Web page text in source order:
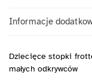
Informacje
Dziecięce stopki
małych odkrywców